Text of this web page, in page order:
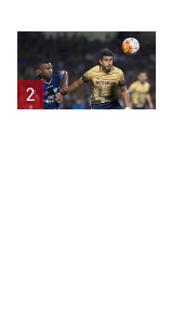
2